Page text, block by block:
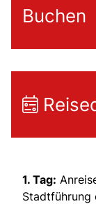
Buchen
1. Tag:
Stadtführung